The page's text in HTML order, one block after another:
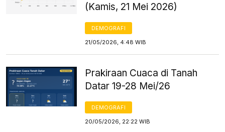
(Kamis, 21 Mei 2026)
DEMOGRAFI
21/05/2026, 4:48 WIB
Prakiraan Cuaca di Tanah
Datar 19-28 Mei/26
DEMOGRAFI
20/05/2026, 22:22 WIB